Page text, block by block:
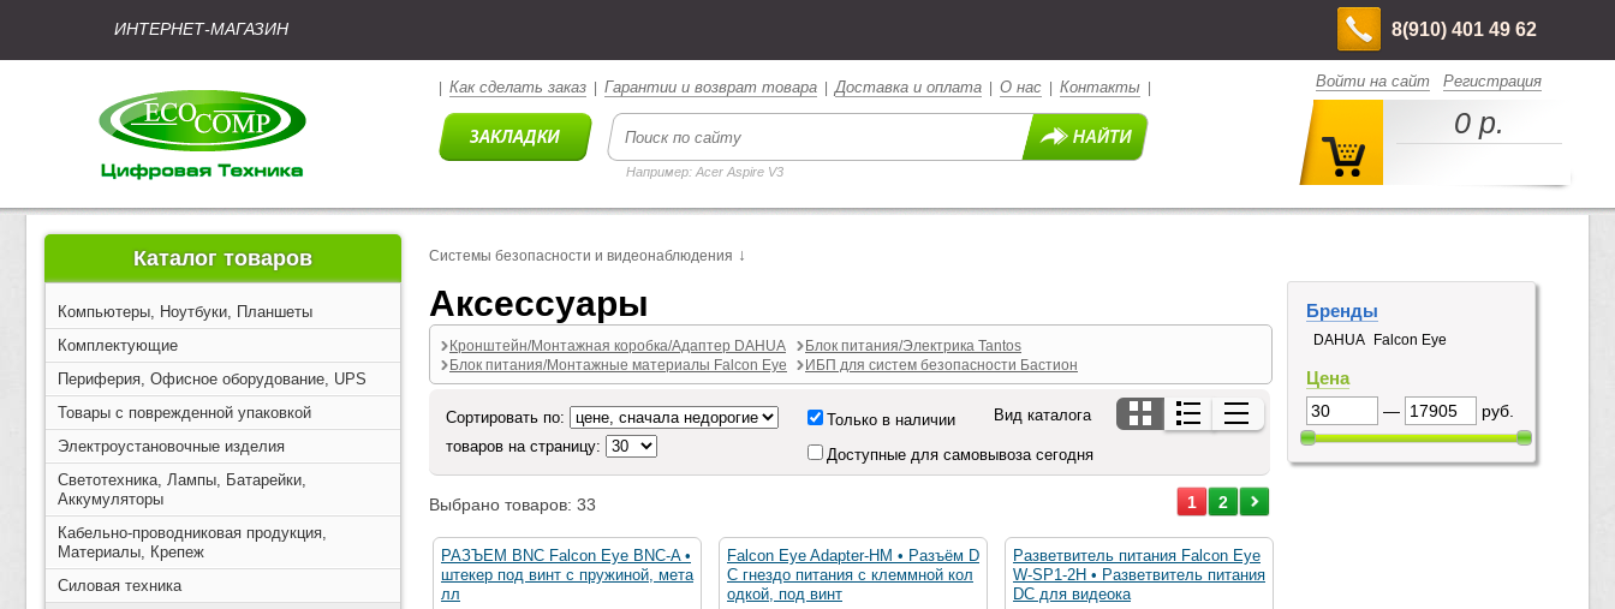
ИНТЕРНЕТ-МАГАЗИН 8(910) 401 49 62
Как сделать заказ Гарантии и возврат товара |Доставка и оплата О нас Контакты
Например: Acer Aspire V3
Войти на сайт Регистрация
0 р.
Каталог товаров
Компьютеры, Ноутбуки, Планшеты
Комплектующие
Периферия, Офисное оборудование, UPS
Товары с поврежденной упаковкой
Электроустановочные изделия
Светотехника, Лампы, Батарейки,
Аккумуляторы
Кабельно-проводниковая продукция,
Материалы, Крепеж
Силовая техника
Системы безопасности и видеонаблюдения ↓
Аксессуары
Кронштейн/Монтажная коробка/Адаптер DAHUA
Блок питания/Монтажные материалы Falcon Eye
Блок питания/Электрика Tantos
ИБП для систем безопасности Бастион
Сортировать по:
товаров на страницу:
Только в наличии
Доступные для самовывоза сегодня
Вид каталога
Выбрано товаров: 33 1 2
РАЗЪЕМ BNC Falcon Eye BNC-A •
штекер под винт с пружиной, мета
лл
Falcon Eye Adapter-HM • Разъём D
C гнездо питания с клеммной кол
одкой, под винт
Разветвитель питания Falcon Eye
W-SP1-2H • Разветвитель питания
DC для видеока
Бренды
DAHUA Falcon Eye
Цена
— руб.